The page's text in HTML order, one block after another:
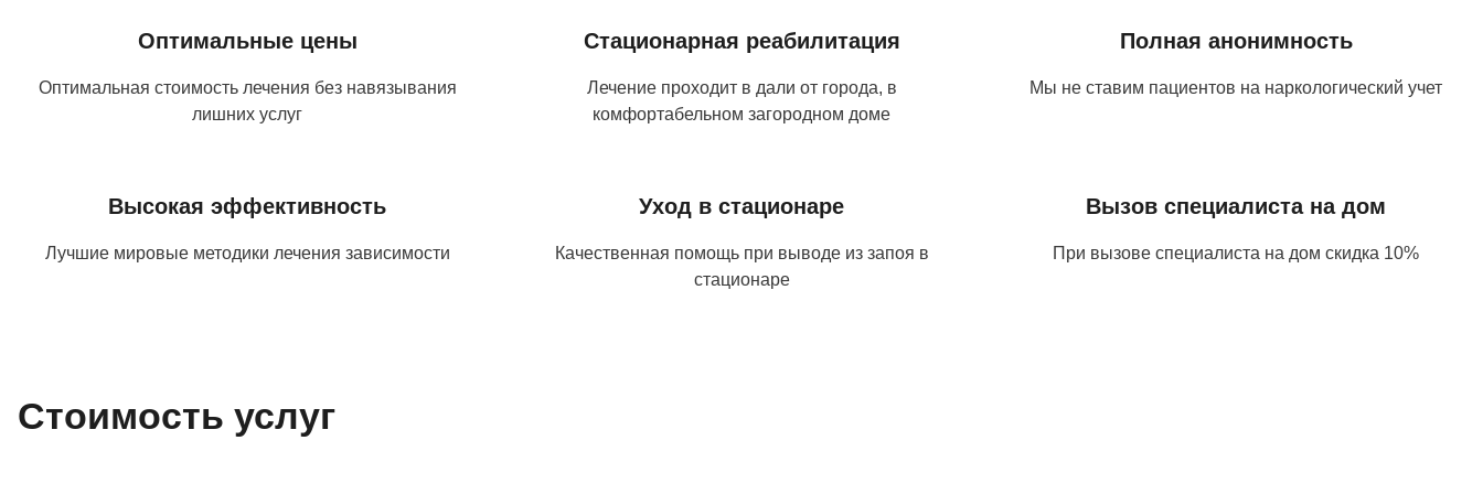
Оптимальные цены
Оптимальная стоимость лечения без навязывания
лишних услуг
Стационарная реабилитация
Лечение проходит в дали от города, в
комфортабельном загородном доме
Полная анонимность
Мы не ставим пациентов на наркологический учет
Высокая эффективность
Лучшие мировые методики лечения зависимости
Уход в стационаре
Качественная помощь при выводе из запоя в
стационаре
Вызов специалиста на дом
При вызове специалиста на дом скидка 10%
Стоимость услуг